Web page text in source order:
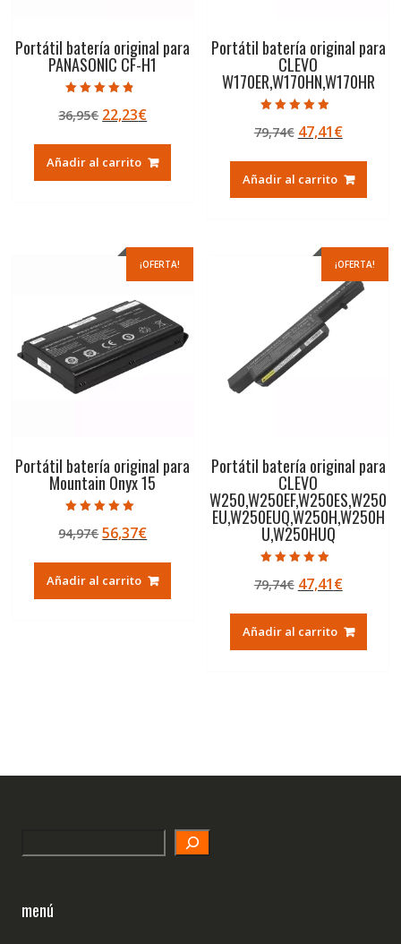
Portátil batería original para
PANASONIC CF-H1
4.50
de 5
36,95€ El
original
era:
22,23€El
actual
es:
Añadir al carrito
Portátil batería original para
CLEVO
W170ER,W170HN,W170HR
4.50
de 5
79,74€ El
original
era:
47,41€El
actual
es:
Añadir al carrito
¡OFERTA!
Portátil batería original para
Mountain Onyx 15
5.00
de 5
94,97€El
original
era:
56,37€El
actual
es:
Añadir al carrito
¡OFERTA!
Portátil batería original para
CLEVO
W250,W250EF,W250ES,W250
EU,W250EUQ,W250H,W250H
U,W250HUQ
4.50
de 5
79,74€ El
original
era:
47,41€El
actual
es:
Añadir al carrito
menú